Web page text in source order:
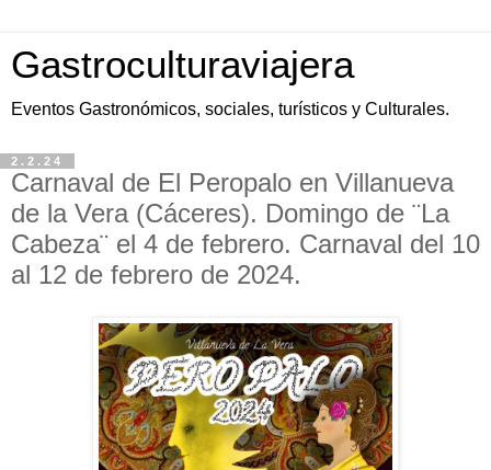
Gastroculturaviajera
Eventos Gastronómicos, sociales, turísticos y Culturales.
2.2.24
Carnaval de El Peropalo en Villanueva
de la Vera (Cáceres). Domingo de ¨La
Cabeza¨ el 4 de febrero. Carnaval del 10
al 12 de febrero de 2024.